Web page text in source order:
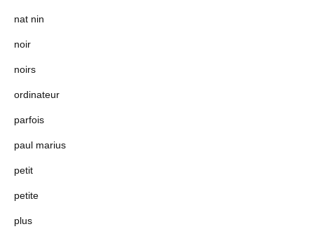
nat nin
noir
noirs
ordinateur
parfois
paul marius
petit
petite
plus